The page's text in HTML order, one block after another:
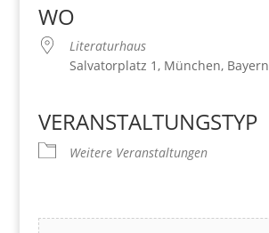
WO
Literaturhaus
Salvatorplatz 1, München, Bayern
VERANSTALTUNGSTYP
Weitere Veranstaltungen